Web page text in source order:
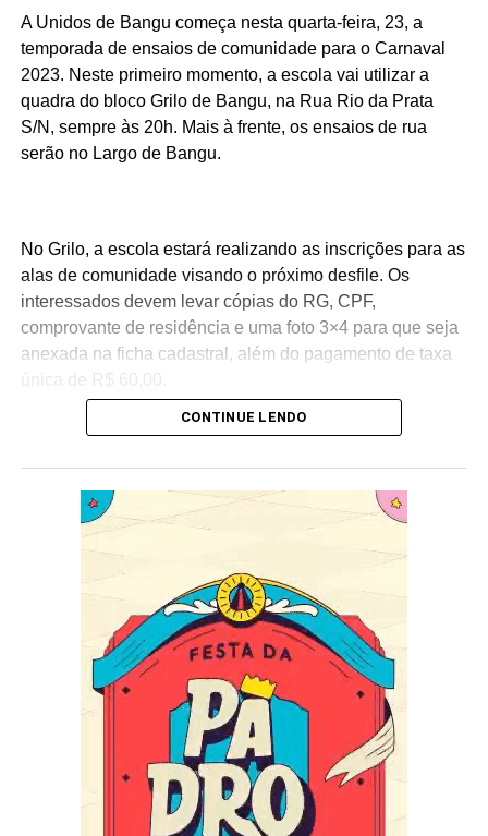
A Unidos de Bangu começa nesta quarta-feira, 23, a
temporada de ensaios de comunidade para o Carnaval
2023. Neste primeiro momento, a escola vai utilizar a
quadra do bloco Grilo de Bangu, na Rua Rio da Prata
S/N, sempre às 20h. Mais à frente, os ensaios de rua
serão no Largo de Bangu.
No Grilo, a escola estará realizando as inscrições para as
alas de comunidade visando o próximo desfile. Os
interessados devem levar cópias do RG, CPF,
comprovante de residência e uma foto 3×4 para que seja
anexada na ficha cadastral, além do pagamento de taxa
Unidos de Bangu vem se preparando para 2023. Com um
time reformulado, a escola da Zona Oeste vai apresentar
o enredo “Aganjú: a visão do fogo, a visão do trovão no
Reino de Oyó”, do carnavalesco Robson Goulart. A
agremiação será a 3ª a se apresentar no segundo dia da
Série Ouro, em 18 de fevereiro, na Sapucaí.
Fotos: Thallys Santos
CONTINUE LENDO